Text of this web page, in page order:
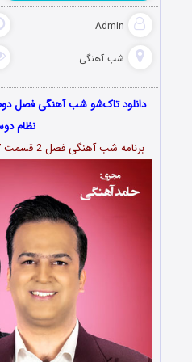
Admin
شب آهنگی
دانلود تاک‌شو شب آهنگی فصل
نظام
برنامه شب آهنگی فصل 2 قسمت 7 با اجرای جذاب حامد آهنگی